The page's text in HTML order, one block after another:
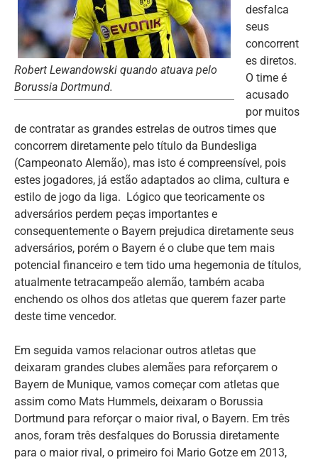
Robert Lewandowski quando atuava pelo
Borussia Dortmund.
desfalca
seus
concorrent
es diretos.
O time é
acusado
por muitos
de contratar as grandes estrelas de outros times que
concorrem diretamente pelo título da Bundesliga
(Campeonato Alemão), mas isto é compreensível, pois
estes jogadores, já estão adaptados ao clima, cultura e
estilo de jogo da liga. Lógico que teoricamente os
adversários perdem peças importantes e
consequentemente o Bayern prejudica diretamente seus
adversários, porém o Bayern é o clube que tem mais
potencial financeiro e tem tido uma hegemonia de títulos,
atualmente tetracampeão alemão, também acaba
enchendo os olhos dos atletas que querem fazer parte
deste time vencedor.
Em seguida vamos relacionar outros atletas que
deixaram grandes clubes alemães para reforçarem o
Bayern de Munique, vamos começar com atletas que
assim como Mats Hummels, deixaram o Borussia
Dortmund para reforçar o maior rival, o Bayern. Em três
anos, foram três desfalques do Borussia diretamente
para o maior rival, o primeiro foi Mario Gotze em 2013,